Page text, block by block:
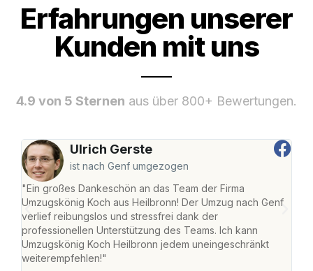
Erfahrungen unserer
Kunden mit uns
4.9 von 5 Sternen aus über 800+ Bewertungen.
Ulrich Gerste
ist nach Genf umgezogen
"Ein großes Dankeschön an das Team der Firma
Umzugskönig Koch aus Heilbronn! Der Umzug nach Genf
verlief reibungslos und stressfrei dank der
professionellen Unterstützung des Teams. Ich kann
Umzugskönig Koch Heilbronn jedem uneingeschränkt
weiterempfehlen!"